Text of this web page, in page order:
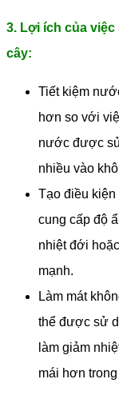
3. Lợi ích của
cây:
Tiết kiệm
hơn so với
nước được
nhiều vào
Tạo điều kiện
cung cấp độ
nhiệt đới
mạnh.
Làm mát
thể được sử
làm giảm
mái hơn